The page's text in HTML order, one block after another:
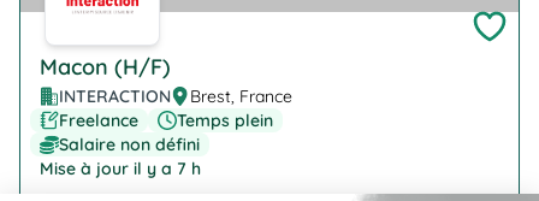
Macon (H/F)
INTERACTION
Brest, France
Freelance
Temps plein
Salaire non défini
Mise à jour il y a 7 h